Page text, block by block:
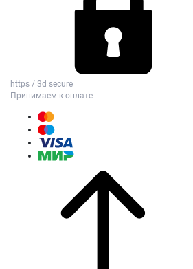
https / 3d secure
Принимаем к оплате